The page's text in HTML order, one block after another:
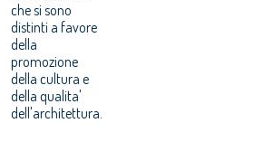
che si sono
distinti a favore
della
promozione
della cultura e
della qualita'
dell'architettura.